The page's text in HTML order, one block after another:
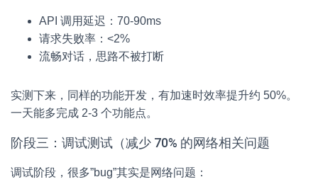
API 调用延迟：70-90ms
请求失败率：<2%
流畅对话，思路不被打断
实测下来，同样的功能开发，有加速时效率提升约 50%。
一天能多完成 2-3 个功能点。
阶段三：调试测试（减少 70% 的网络相关问题
调试阶段，很多”bug”其实是网络问题：